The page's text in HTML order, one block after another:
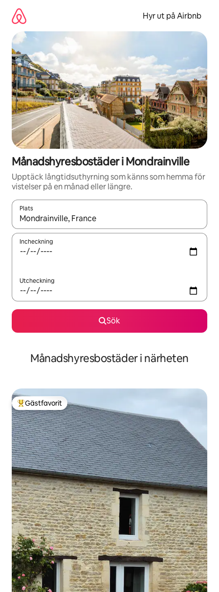
innehåll
Hyr ut på Airbnb
Månadshyresbostäder i Mondrainville
Upptäck långtidsuthyrning som känns som hemma för
vistelser på en månad eller längre.
Plats
När resultaten är tillgängliga kan du navigera med upp- och
Incheckning
Utcheckning
Sök
Månadshyresbostäder i närheten
Populär gästfavorit
Gästfavorit